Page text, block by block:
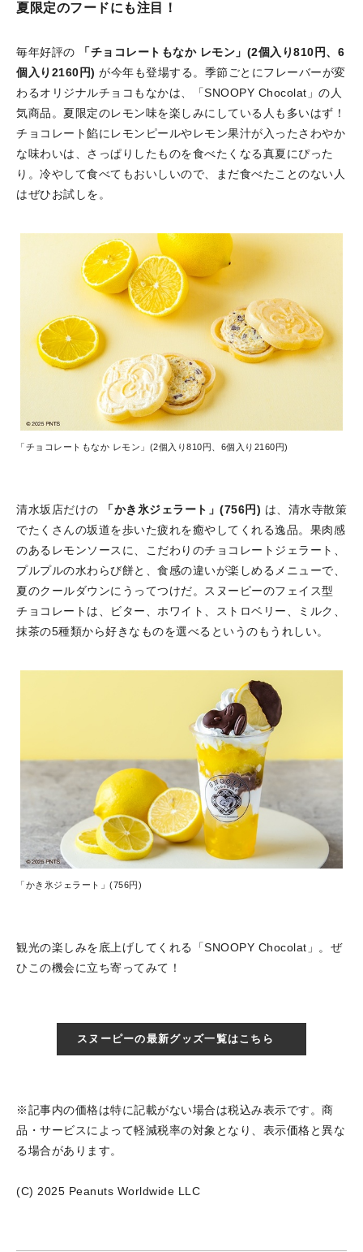
夏限定のフードにも注目！
毎年好評の
「チョコレートもなか レモン」(2個入り810円、6
個入り2160円) が今年も登場する。季節ごとにフレーバーが変
わるオリジナルチョコもなかは、「SNOOPY Chocolat」の人
気商品。夏限定のレモン味を楽しみにしている人も多いはず！
チョコレート餡にレモンピールやレモン果汁が入ったさわやか
な味わいは、さっぱりしたものを食べたくなる真夏にぴった
り。冷やして食べてもおいしいので、まだ食べたことのない人
はぜひお試しを。
「チョコレートもなか レモン」(2個入り810円、6個入り2160円)
清水坂店だけの 「かき氷ジェラート」(756円) は、清水寺散策
でたくさんの坂道を歩いた疲れを癒やしてくれる逸品。果肉感
のあるレモンソースに、こだわりのチョコレートジェラート、
プルプルの水わらび餅と、食感の違いが楽しめるメニューで、
夏のクールダウンにうってつけだ。スヌーピーのフェイス型
チョコレートは、ビター、ホワイト、ストロベリー、ミルク、
抹茶の5種類から好きなものを選べるというのもうれしい。
「かき氷ジェラート」(756円)
観光の楽しみを底上げしてくれる「SNOOPY Chocolat」。ぜ
ひこの機会に立ち寄ってみて！
スヌーピーの最新グッズ一覧はこちら
※記事内の価格は特に記載がない場合は税込み表示です。商
品・サービスによって軽減税率の対象となり、表示価格と異な
る場合があります。
(C) 2025 Peanuts Worldwide LLC